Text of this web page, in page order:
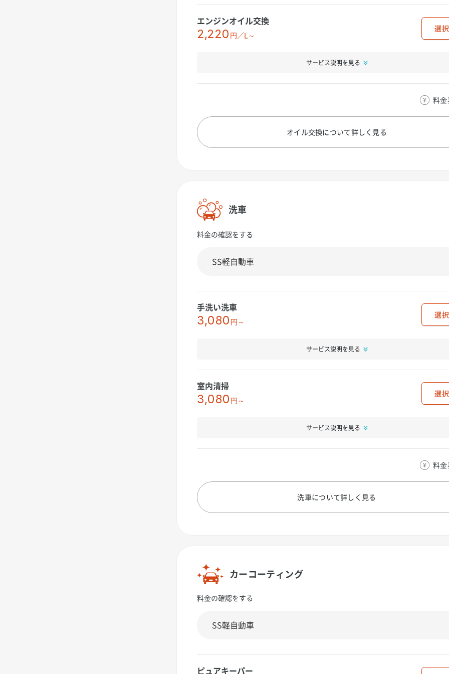
エンジンオイル交換
2,220 円／L～
選択
サービス説明を見る
料
オイル交換について詳しく見る
洗車
料金の確認をする
手洗い洗車
3,080 円～
選択
サービス説明を見る
室内清掃
3,080 円～
選択
サービス説明を見る
料
洗車について詳しく見る
カーコーティング
料金の確認をする
ピュアキーパー